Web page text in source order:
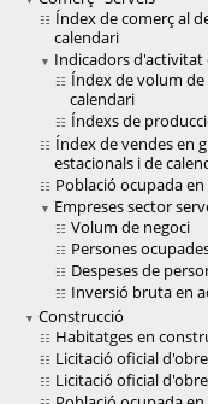
Índex de comerç al
calendari
Indicadors d'activitat
Índex de volum
calendari
Índexs de
Índex de vendes en
estacionals i de
Població ocupada en
Empreses sector
Volum de negoci
Persones
Despeses de
Inversió bruta en
Construcció
Habitatges en
Licitació oficial
Licitació oficial